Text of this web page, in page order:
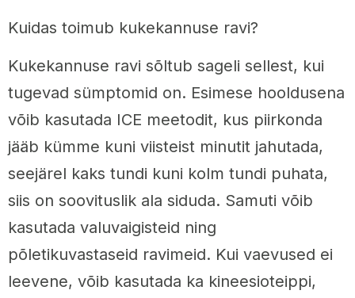
Kuidas toimub kukekannuse ravi?
Kukekannuse ravi sõltub sageli sellest, kui
tugevad sümptomid on. Esimese hooldusena
võib kasutada ICE meetodit, kus piirkonda
jääb kümme kuni viisteist minutit jahutada,
seejärel kaks tundi kuni kolm tundi puhata,
siis on soovituslik ala siduda. Samuti võib
kasutada valuvaigisteid ning
põletikuvastaseid ravimeid. Kui vaevused ei
leevene, võib kasutada ka kineesioteippi,